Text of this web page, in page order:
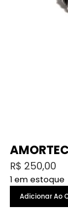
R$ 250,00
1 em estoque
YBR
Adicionar Ao